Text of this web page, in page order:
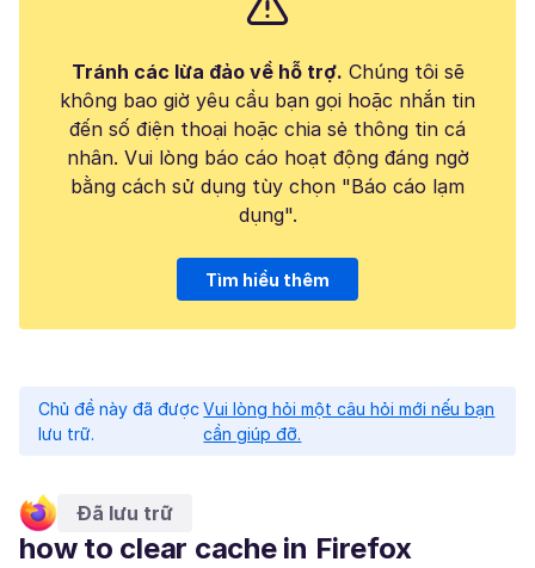
Tránh các lừa đảo về hỗ trợ. Chúng tôi sẽ
không bao giờ yêu cầu bạn gọi hoặc nhắn tin
đến số điện thoại hoặc chia sẻ thông tin cá
nhân. Vui lòng báo cáo hoạt động đáng ngờ
bằng cách sử dụng tùy chọn "Báo cáo lạm
dụng".
Tìm hiểu thêm
Chủ đề này đã được
lưu trữ.
Vui lòng hỏi một câu hỏi mới nếu bạn
cần giúp đỡ.
Đã lưu trữ
how to clear cache in Firefox